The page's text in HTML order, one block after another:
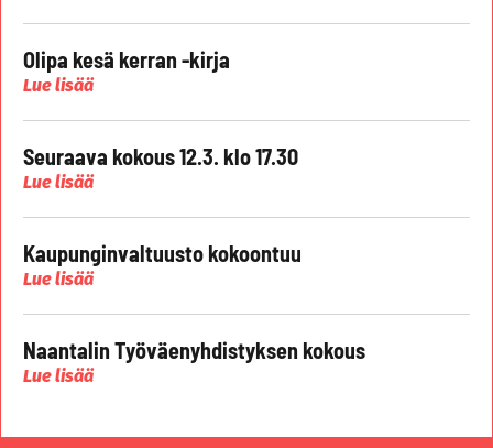
Olipa kesä kerran -kirja
Lue lisää
Seuraava kokous 12.3. klo 17.30
Lue lisää
Kaupunginvaltuusto kokoontuu
Lue lisää
Naantalin Työväenyhdistyksen kokous
Lue lisää